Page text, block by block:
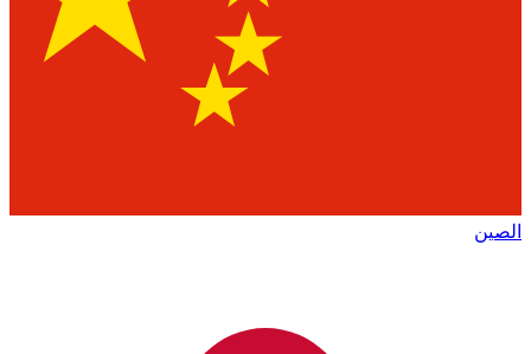
الصين